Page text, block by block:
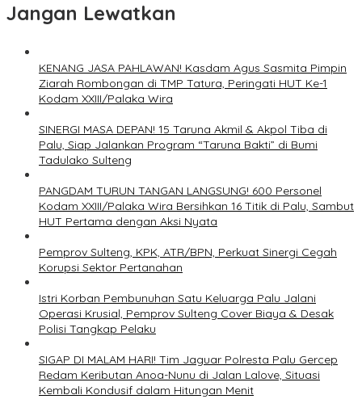
Jangan Lewatkan
KENANG JASA PAHLAWAN! Kasdam Agus Sasmita Pimpin
Ziarah Rombongan di TMP Tatura, Peringati HUT Ke-1
Kodam XXIII/Palaka Wira
SINERGI MASA DEPAN! 15 Taruna Akmil & Akpol Tiba di
Palu, Siap Jalankan Program “Taruna Bakti” di Bumi
Tadulako Sulteng
PANGDAM TURUN TANGAN LANGSUNG! 600 Personel
Kodam XXIII/Palaka Wira Bersihkan 16 Titik di Palu, Sambut
HUT Pertama dengan Aksi Nyata
Pemprov Sulteng, KPK, ATR/BPN, Perkuat Sinergi Cegah
Korupsi Sektor Pertanahan
Istri Korban Pembunuhan Satu Keluarga Palu Jalani
Operasi Krusial, Pemprov Sulteng Cover Biaya & Desak
Polisi Tangkap Pelaku
SIGAP DI MALAM HARI! Tim Jaguar Polresta Palu Gercep
Redam Keributan Anoa-Nunu di Jalan Lalove, Situasi
Kembali Kondusif dalam Hitungan Menit